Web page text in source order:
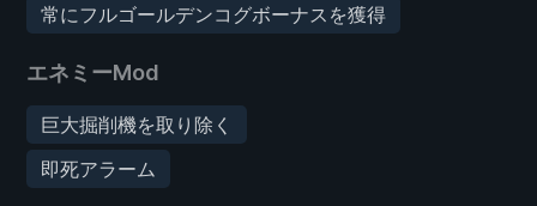
常にフルゴールデンコグボーナスを獲得
エネミーMod
巨大掘削機を取り除く
即死アラーム